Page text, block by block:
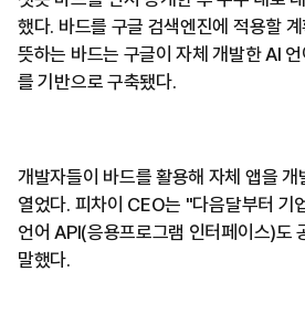
했다. 바드를 구글 검색엔진에 적용할
뜻하는 바드는 구글이 자체 개발한 AI
를 기반으로 구축됐다.
개발자들이 바드를 활용해 자체 앱을 개
열었다. 피차이 CEO는 "다음달부터 기
언어 API(응용프로그램 인터페이스)도
말했다.